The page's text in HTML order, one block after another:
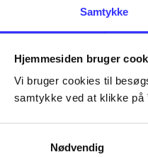
Samtykke
Hjemmesiden bruger
Vi bruger cookies til
samtykke ved at klikke på
Nødvendig